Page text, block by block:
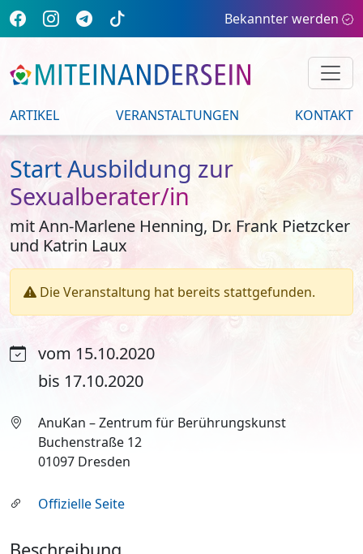
Bekannter werden
ARTIKEL VERANSTALTUNGEN KONTAKT
Start Ausbildung zur
Sexualberater/in
mit Ann-Marlene Henning, Dr. Frank Pietzcker
und Katrin Laux
Die Veranstaltung hat bereits stattgefunden.
vom 15.10.2020
bis 17.10.2020
AnuKan – Zentrum für Berührungskunst
Buchenstraße 12
01097 Dresden
Offizielle Seite